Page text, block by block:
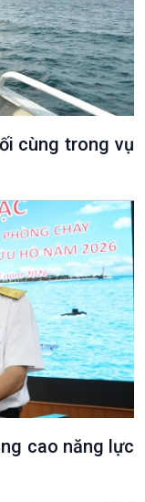
Sự kiện - Luận bàn
thời sự
sự kiện
chủ nhật
cùng trong vụ
cao năng lực